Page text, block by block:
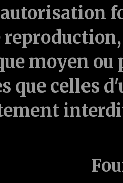
moyen ou
que celles